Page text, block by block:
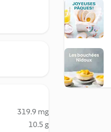
319.9 mg
10.5 g